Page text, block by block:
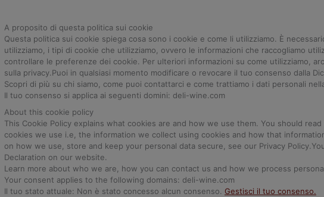
A proposito di questa politica sui cookie
Questa politica sui cookie spiega cosa sono i cookie e come li utilizziamo. È
utilizziamo, i tipi di cookie che utilizziamo, ovvero le informazioni che raccogliamo
controllare le preferenze dei cookie. Per ulteriori informazioni su come utilizziamo,
sulla privacy.Puoi in qualsiasi momento modificare o revocare il tuo consenso dalla
Scopri di più su chi siamo, come puoi contattarci e come trattiamo i dati personali
Il tuo consenso si applica ai seguenti domini: deli-wine.com
About this cookie policy
This Cookie Policy explains what cookies are and how we use them. You should
cookies we use i.e, the information we collect using cookies and how that
on how we use, store and keep your personal data secure, see our Privacy
Declaration on our website.
Learn more about who we are, how you can contact us and how we process
Your consent applies to the following domains: deli-wine.com
Il tuo stato attuale: Non è stato concesso alcun consenso. Gestisci il tuo consenso.